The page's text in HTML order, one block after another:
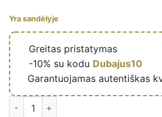
Yra sandėlyje
Greitas pristatymas
-10% su kodu Dubajus10
Garantuojamas autentiškas
Shiyaaka Snow – Eau de parfum